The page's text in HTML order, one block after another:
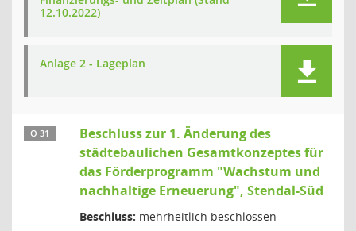
12.10.2022)
Anlage 2 - Lageplan
Ö 31
Beschluss zur 1. Änderung des
städtebaulichen Gesamtkonzeptes für
das Förderprogramm "Wachstum und
nachhaltige Erneuerung", Stendal-Süd
Beschluss: mehrheitlich beschlossen